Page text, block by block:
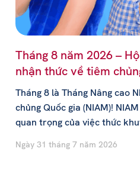
Tháng 8 năm 2026 –
nhận thức về tiêm
Tháng 8 là Tháng Nâng cao
chủng Quốc gia (NIAM)!
quan trọng của việc thức
Ngày 31 tháng 7 năm 2026